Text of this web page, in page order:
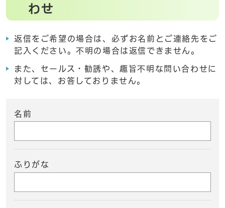
わせ
返信をご希望の場合は、必ずお名前とご連絡先をご
記入ください。不明の場合は返信できません。
また、セールス・勧誘や、趣旨不明な問い合わせに
対しては、お答しておりません。
名前
ふりがな